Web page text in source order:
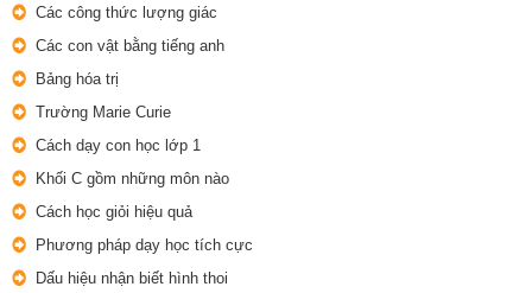
Các công thức lượng giác
Các con vật bằng tiếng anh
Bảng hóa trị
Trường Marie Curie
Cách dạy con học lớp 1
Khối C gồm những môn nào
Cách học giỏi hiệu quả
Phương pháp dạy học tích cực
Dấu hiệu nhận biết hình thoi